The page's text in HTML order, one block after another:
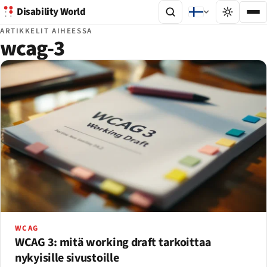
Disability World
ARTIKKELIT AIHEESSA
wcag-3
WCAG
WCAG 3: mitä working draft tarkoittaa
nykyisille sivustoille